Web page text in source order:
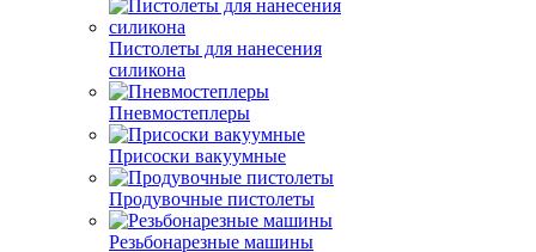
Пистолеты для нанесения
силикона
Пневмостеплеры
Присоски вакуумные
Продувочные пистолеты
Резьбонарезные машины